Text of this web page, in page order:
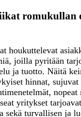
romukullan
houkuttelevat
joilla pyritään
ja tuotto. Näitä
hinnat,
nopeat
yritykset
sekä turvallisen ja